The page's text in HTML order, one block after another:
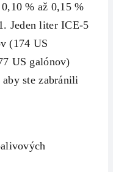
% až 0,15 %
Jeden liter ICE-5
(174 US
US galónov)
ste zabránili